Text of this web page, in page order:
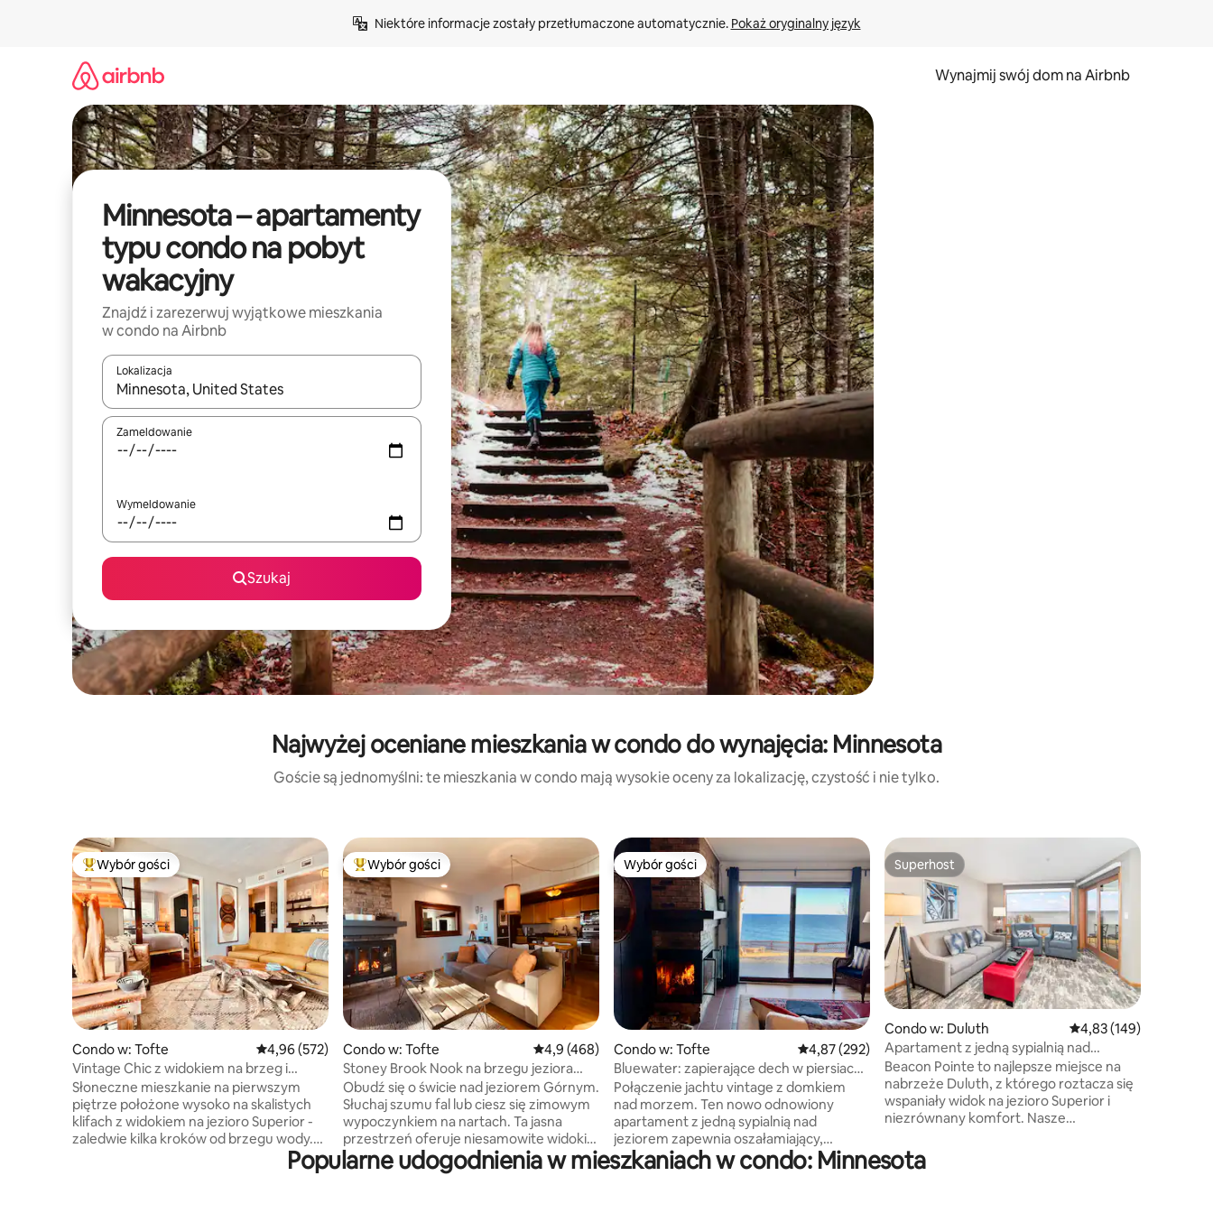
Niektóre informacje zostały przetłumaczone automatycznie. Pokaż oryginalny język
Wynajmij swój dom na Airbnb
Minnesota – apartamenty
typu condo na pobyt
wakacyjny
Znajdź i zarezerwuj wyjątkowe mieszkania
w condo na Airbnb
Lokalizacja
Gdy wyniki będą dostępne, możesz poruszać się po nich za pomocą klawiszy strzałek w górę i w dół lub przeglądać je za pomocą gestów dotykowych lub przesuwania.
Zameldowanie
Wymeldowanie
Szukaj
Najwyżej oceniane mieszkania w condo do wynajęcia: Minnesota
Goście są jednomyślni: te mieszkania w condo mają wysokie oceny za lokalizację, czystość i nie tylko.
Najpopularniejsze z kategorii Wybór gości
Wybór gości
Condo w: Tofte Średnia ocena: 4,96 na 5, liczba recenzji: 572
4,96 (572)
Vintage Chic z widokiem na brzeg i
strumień
Słoneczne mieszkanie na pierwszym
piętrze położone wysoko na skalistych
klifach z widokiem na jezioro Superior -
zaledwie kilka kroków od brzegu wody.
Private end unit offers windows on 2
sides with stunning views and a stereo-
Najpopularniejsze z kategorii Wybór gości
Wybór gości
Condo w: Tofte Średnia ocena: 4,9 na 5, liczba recenzji: 468
4,9 (468)
Stoney Brook Nook na brzegu jeziora
Superior
Obudź się o świcie nad jeziorem Górnym.
Słuchaj szumu fal lub ciesz się zimowym
wypoczynkiem na nartach. Ta jasna
przestrzeń oferuje niesamowite widoki
i znajduje się na oszałamiającej, skalistej
linii brzegowej linii. Spędź dzień, czytając
Wybór gości
Wybór gości
Condo w: Tofte Średnia ocena: 4,87 na 5, liczba recenzji: 292
4,87 (292)
Bluewater: zapierające dech w piersiach
widoki na jezioro
Połączenie jachtu vintage z domkiem
nad morzem. Ten nowo odnowiony
apartament z jedną sypialnią nad
jeziorem zapewnia oszałamiający,
niezakłócony widok na jezioro z nowych
drzwi tarasowych o pełnej szerokości.
Superhost
Superhost
Condo w: Duluth Średnia ocena: 4,83
4,83 (149)
Apartament z jedną sypialnią nad
jeziorem Górnym
Beacon Pointe to najlepsze miejsce na
nabrzeże Duluth, z którego roztacza się
wspaniały widok na jezioro Superior i
niezrównany komfort. Nasze
w pełne kuchnie, przytulne kominki
i balkony lub tarasy. Ciesz się
Popularne udogodnienia w mieszkaniach w condo: Minnesota